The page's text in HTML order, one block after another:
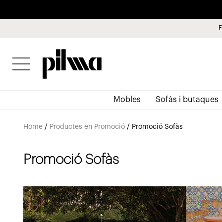
pilma
Mobles Sofàs i butaques
Home / Productes en Promoció / Promoció Sofàs
Promoció Sofàs